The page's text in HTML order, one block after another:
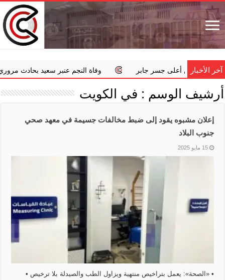
آخر الأخبار
قفزا من أعلى جسر جابر وفاة النجم عنبر سعيد بحادث مروري
أرشيف الوسم : في الكويت
إعلان مشبوه يقود إلى ضبط مخالفات جسيمة في معهد صحي
جنوب البلاد
15 مايو 2025
• «الصحة»: يعمل بتراخيص منتهية ويزاول الطب والصيدلة بلا ترخيص •